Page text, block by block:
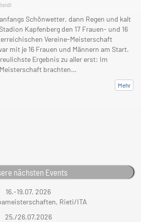
Schönwetter, dann Regen und kalt
Kapfenberg den 17 Frauen- und 16
Vereine-Meisterschaft
mit je 16 Frauen und Männern am Start.
Ergebnis zu aller erst: Im
brachten…
Mehr
nächsten Events
16.-19.07. 2026
Rieti/ITA
25./26.07.2026